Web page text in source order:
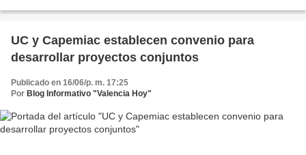
UC y Capemiac establecen convenio para
desarrollar proyectos conjuntos
Publicado en 16/06/p. m. 17:25
Por Blog Informativo "Valencia Hoy"